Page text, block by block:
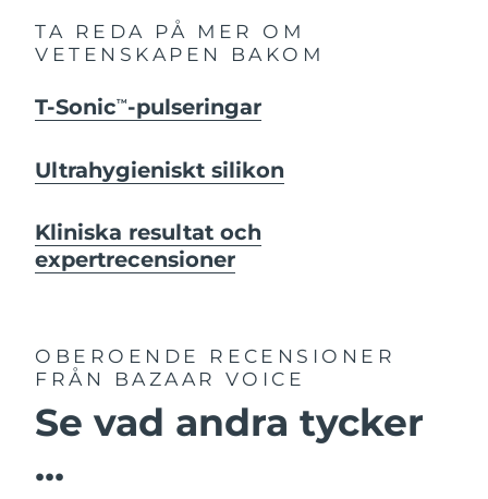
TA REDA PÅ MER OM
VETENSKAPEN BAKOM
T-SonicTM -pulseringar
Ultrahygieniskt silikon
Kliniska resultat och
expertrecensioner
OBEROENDE RECENSIONER
FRÅN BAZAAR VOICE
Se vad andra tycker
...